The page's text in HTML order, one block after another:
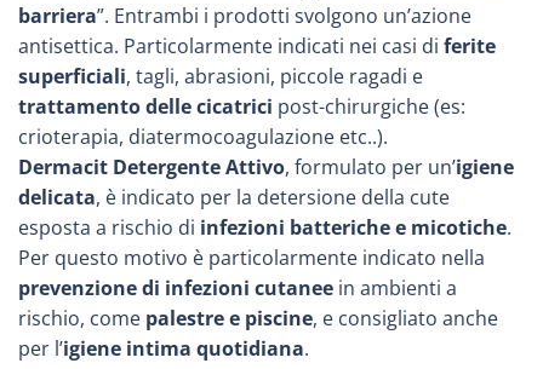
barriera”. Entrambi i prodotti svolgono un’azione
antisettica. Particolarmente indicati nei casi di ferite
superficiali, tagli, abrasioni, piccole ragadi e
trattamento delle cicatrici post-chirurgiche (es:
crioterapia, diatermocoagulazione etc..).
Dermacit Detergente Attivo, formulato per un’igiene
delicata, è indicato per la detersione della cute
esposta a rischio di infezioni batteriche e micotiche.
Per questo motivo è particolarmente indicato nella
prevenzione di infezioni cutanee in ambienti a
rischio, come palestre e piscine, e consigliato anche
per l’igiene intima quotidiana.